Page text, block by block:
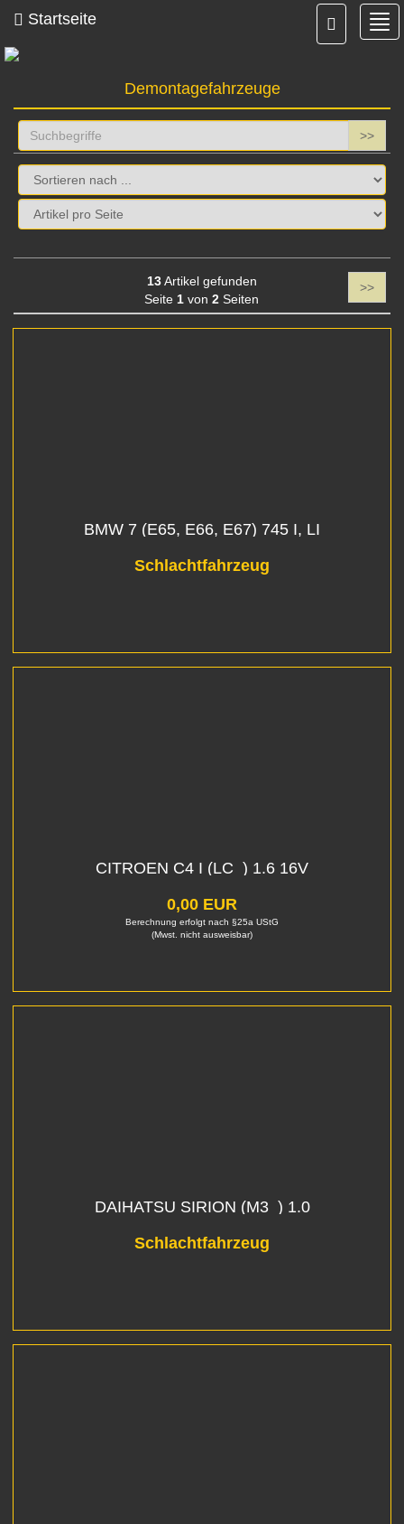
Startseite
Demontagefahrzeuge
>>
13Artikel gefunden
Seite 1 von2 Seiten
>>
BMW 7 (E65, E66, E67) 745 I, LI
Schlachtfahrzeug
CITROEN C4 I (LC_) 1.6 16V
0,00 EUR
Berechnung erfolgt nach §25a UStG
(Mwst. nicht ausweisbar)
DAIHATSU SIRION (M3_) 1.0
Schlachtfahrzeug